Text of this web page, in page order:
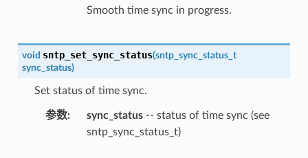
Smooth time sync in progress.
void sntp_set_sync_status(sntp_sync_status_t
sync_status)
Set status of time sync.
参数 sync_status-- status of time sync (see
sntp_sync_status_t)